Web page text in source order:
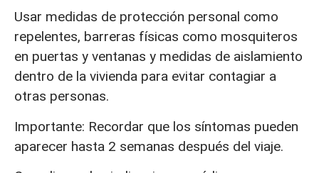
Usar medidas de protección personal como
repelentes, barreras físicas como mosquiteros
en puertas y ventanas y medidas de aislamiento
dentro de la vivienda para evitar contagiar a
otras personas.
Importante: Recordar que los síntomas pueden
aparecer hasta 2 semanas después del viaje.